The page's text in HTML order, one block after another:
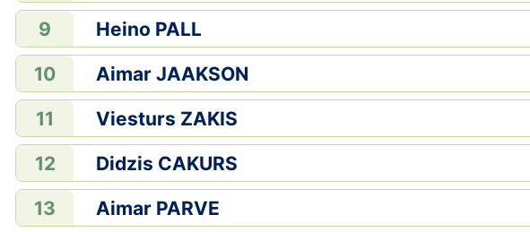
9 Heino PALL
10 Aimar JAAKSON
11 Viesturs ZAKIS
12 Didzis CAKURS
13 Aimar PARVE